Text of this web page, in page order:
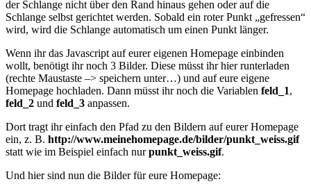
der Schlange nicht über den Rand hinaus gehen oder auf die
Schlange selbst gerichtet werden. Sobald ein roter Punkt „gefressen“
wird, wird die Schlange automatisch um einen Punkt länger.
Wenn ihr das Javascript auf eurer eigenen Homepage einbinden
wollt, benötigt ihr noch 3 Bilder. Diese müsst ihr hier runterladen
(rechte Maustaste –> speichern unter…) und auf eure eigene
Homepage hochladen. Dann müsst ihr noch die Variablen feld_1,
feld_2 und feld_3 anpassen.
Dort tragt ihr einfach den Pfad zu den Bildern auf eurer Homepage
ein, z. B. http://www.meinehomepage.de/bilder/punkt_weiss.gif
statt wie im Beispiel einfach nurpunkt_weiss.gif.
Und hier sind nun die Bilder für eure Homepage: